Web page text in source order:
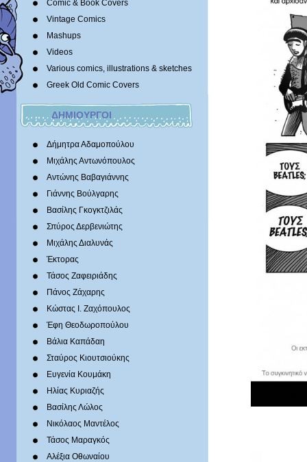
Comic & Book Covers
Vintage Comics
Mashups
Videos
Various comics, illustrations & sketches
Greek Old Comic Covers
ΔΗΜΙΟΥΡΓΟΙ
Δήμητρα Αδαμοπούλου
Μιχάλης Αντωνόπουλος
Αντώνης Βαβαγιάννης
Γιάννης Βούλγαρης
Βασίλης Γκογκτζιλάς
Σπύρος Δερβενιώτης
Mιχάλης Διαλυνάς
Έκτορας
Τάσος Ζαφειριάδης
Πάνος Ζάχαρης
Κώστας Ι. Ζαχόπουλoς
Έφη Θεοδωροπούλου
Βάλια Καπάδαη
Σταύρος Κιουτσιούκης
Ευγενία Κουμάκη
Ηλίας Κυριαζής
Βασίλης Λώλος
Νικόλαος Μαντέλος
Τάσος Μαραγκός
Αλέξια Οθωναίου